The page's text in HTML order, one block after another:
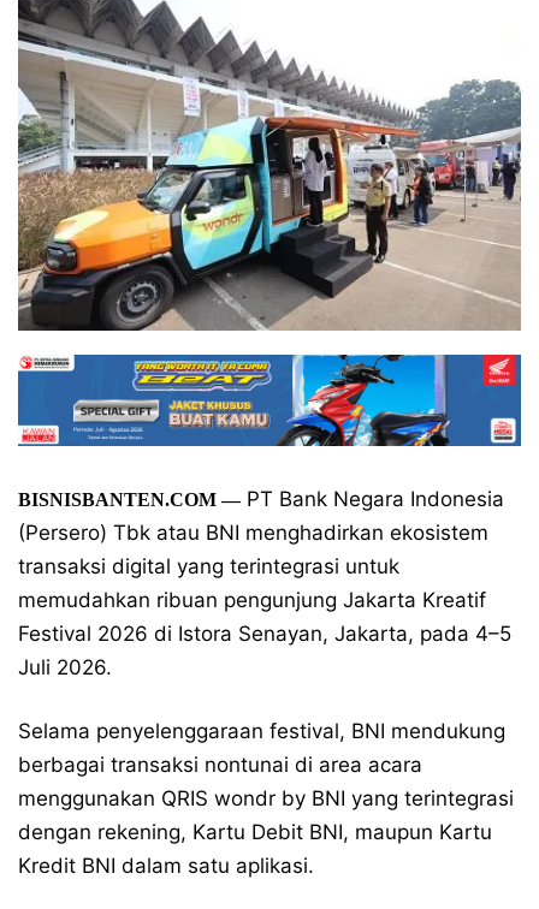
BISNISBANTEN.COM—PT Bank Negara Indonesia
(Persero) Tbk atau BNI menghadirkan ekosistem
transaksi digital yang terintegrasi untuk
memudahkan ribuan pengunjung Jakarta Kreatif
Festival 2026 di Istora Senayan, Jakarta, pada 4–5
Juli 2026.
Selama penyelenggaraan festival, BNI mendukung
berbagai transaksi nontunai di area acara
menggunakan QRIS wondr by BNI yang terintegrasi
dengan rekening, Kartu Debit BNI, maupun Kartu
Kredit BNI dalam satu aplikasi.